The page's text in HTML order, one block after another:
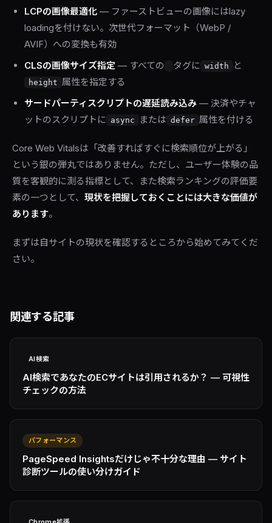
LCPの画像最適化 — ファーストビューの画像にはlazy
loadingを付けない。次世代フォーマット（WebP /
AVIF）への変換も有効
CLSの画像サイズ指定 — すべての タグに width と
height 属性を指定する
サードパーティスクリプトの遅延読み込み — 決済やチャ
ットのスクリプトに async または defer 属性を付ける
Core Web Vitalsは「改善すればすぐに検索順位が上がる」
という銀の弾丸ではありません。ただし、ユーザー体験の品
質を客観的に測る指標として、また検索ランキングの評価要
素の一つとして、 現状を把握しておくことには大きな価値が
あります。
まずは自サイトの現状を確認するところから始めてみてくだ
さい。
関連する記事
AI検索
AI検索であなたのECサイトは引用されるか？ — 可視性
チェックの方法
パフォーマンス
PageSpeed Insightsだけじゃ不十分な理由 — サイト
診断ツールの使い分けガイド